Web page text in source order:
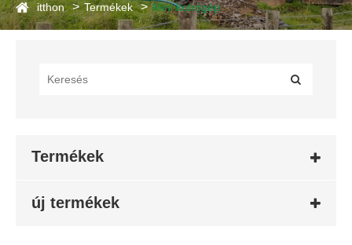
itthon Termékek Mini kotrógép
Termékek
új termékek